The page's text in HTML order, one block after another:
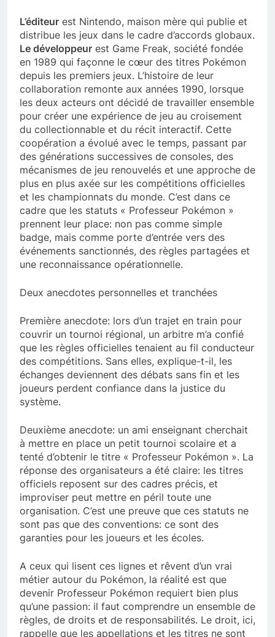
L’éditeur est Nintendo, maison mère qui publie et
distribue les jeux dans le cadre d’accords globaux.
Le développeur est Game Freak, société fondée
en 1989 qui façonne le cœur des titres Pokémon
depuis les premiers jeux. L’histoire de leur
collaboration remonte aux années 1990, lorsque
les deux acteurs ont décidé de travailler ensemble
pour créer une expérience de jeu au croisement
du collectionnable et du récit interactif. Cette
coopération a évolué avec le temps, passant par
des générations successives de consoles, des
mécanismes de jeu renouvelés et une approche de
plus en plus axée sur les compétitions officielles
et les championnats du monde. C’est dans ce
cadre que les statuts « Professeur Pokémon »
prennent leur place: non pas comme simple
badge, mais comme porte d’entrée vers des
événements sanctionnés, des règles partagées et
une reconnaissance opérationnelle.
Deux anecdotes personnelles et tranchées
Première anecdote: lors d’un trajet en train pour
couvrir un tournoi régional, un arbitre m’a confié
que les règles officielles tenaient au fil conducteur
des compétitions. Sans elles, explique-t-il, les
échanges deviennent des débats sans fin et les
joueurs perdent confiance dans la justice du
système.
Deuxième anecdote: un ami enseignant cherchait
à mettre en place un petit tournoi scolaire et a
tenté d’obtenir le titre « Professeur Pokémon ». La
réponse des organisateurs a été claire: les titres
officiels reposent sur des cadres précis, et
improviser peut mettre en péril toute une
organisation. C’est une preuve que ces statuts ne
sont pas que des conventions: ce sont des
garanties pour les joueurs et les écoles.
A ceux qui lisent ces lignes et rêvent d’un vrai
métier autour du Pokémon, la réalité est que
devenir Professeur Pokémon requiert bien plus
qu’une passion: il faut comprendre un ensemble de
règles, de droits et de responsabilités. Le droit, ici,
rappelle que les appellations et les titres ne sont